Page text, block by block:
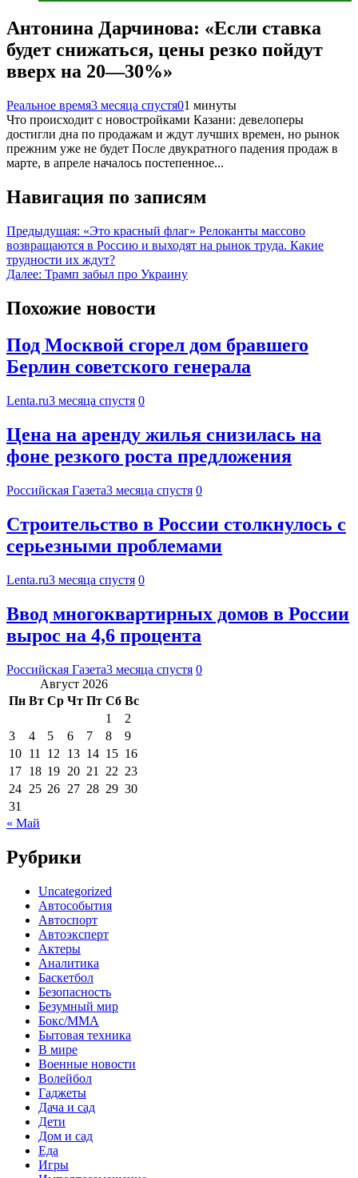
Антонина Дарчинова: «Если ставка
будет снижаться, цены резко пойдут
вверх на 20—30%»
Реальное время3 месяца спустя01 минуты
Что происходит с новостройками Казани: девелоперы
достигли дна по продажам и ждут лучших времен, но рынок
прежним уже не будет После двукратного падения продаж в
марте, в апреле началось постепенное...
Навигация по записям
Предыдущая: «Это красный флаг» Релоканты массово
возвращаются в Россию и выходят на рынок труда. Какие
трудности их ждут?
Далее: Трамп забыл про Украину
Похожие новости
Под Москвой сгорел дом бравшего
Берлин советского генерала
Lenta.ru3 месяца спустя 0
Цена на аренду жилья снизилась на
фоне резкого роста предложения
Российская Газета3 месяца спустя 0
Строительство в России столкнулось с
серьезными проблемами
Lenta.ru3 месяца спустя 0
Ввод многоквартирных домов в России
вырос на 4,6 процента
Российская Газета3 месяца спустя 0
Август 2026
Пн Вт Ср Чт Пт Сб Вс
1
2
3
4 5 6 7 8
9
10 11 12 13 14 15 16
17 18 19 20 21 22 23
24 25 26 27 28 29 30
31
« Май
Рубрики
Uncategorized
Автособытия
Автоспорт
Автоэксперт
Актеры
Аналитика
Баскетбол
Безопасность
Безумный мир
Бокс/MMA
Бытовая техника
В мире
Военные новости
Волейбол
Гаджеты
Дача и сад
Дети
Дом и сад
Еда
Игры